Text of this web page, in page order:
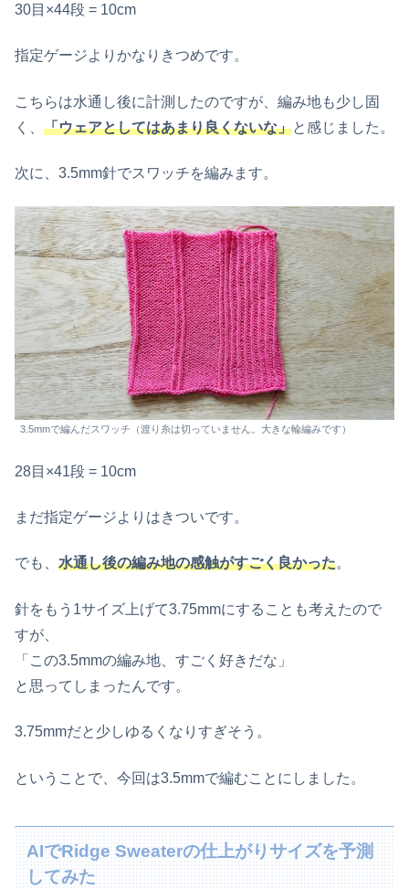
30目×44段 = 10cm
指定ゲージよりかなりきつめです。
こちらは水通し後に計測したのですが、編み地も少し固
く、 「ウェアとしてはあまり良くないな」と感じました。
次に、3.5mm針でスワッチを編みます。
3.5mmで編んだスワッチ（渡り糸は切っていません。大きな輪編みです）
28目×41段 = 10cm
まだ指定ゲージよりはきついです。
でも、 水通し後の編み地の感触がすごく良かった。
針をもう1サイズ上げて3.75mmにすることも考えたので
すが、
「この3.5mmの編み地、すごく好きだな」
と思ってしまったんです。
3.75mmだと少しゆるくなりすぎそう。
ということで、今回は3.5mmで編むことにしました。
AIでRidge Sweaterの仕上がりサイズを予測
してみた